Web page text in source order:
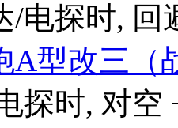
/电探时, 回
A型改三（
探时, 对空